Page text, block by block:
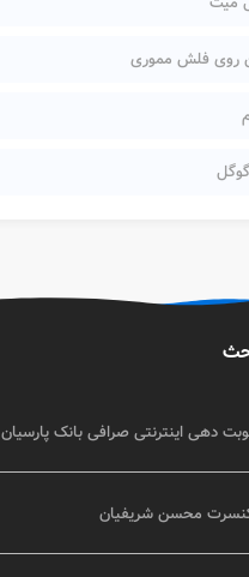
روی فلش مموری
دهی اینترنتی صرافی بانک پارسیان
محسن شریفیان